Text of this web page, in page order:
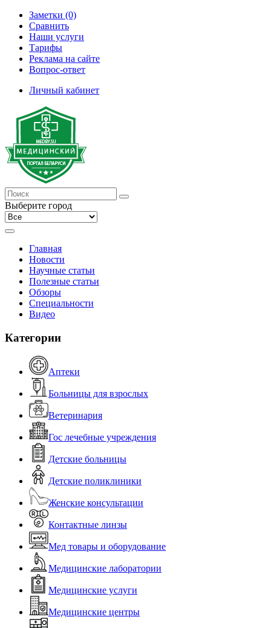
Заметки (0)
Сравнить
Наши услуги
Тарифы
Реклама на сайте
Вопрос-ответ
Личный кабинет
Выберите город
Главная
Новости
Научные статьи
Полезные статьи
Обзоры
Специальности
Видео
Категории
Аптеки
Больницы для взрослых
Ветеринария
Гос лечебные учреждения
Детские больницы
Детские поликлиники
Женские консультации
Контактные линзы
Мед товары и оборудование
Медицинские лаборатории
Медицинские услуги
Медицинские центры